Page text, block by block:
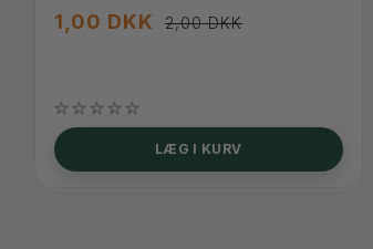
1,00 DKK 2,00 DKK
LÆG I KURV
SE PRODUKTET